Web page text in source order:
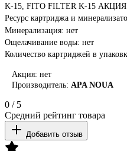
K-15, FITO FILTER K-15 АКЦИЯ
Ресурс картриджа и
Минерализация: нет
Ощелачивание воды: нет
Количество картриджей в
Акция: нет
Производитель: APA NOUA
0 / 5
Средний рейтинг товара
Добавить отзыв